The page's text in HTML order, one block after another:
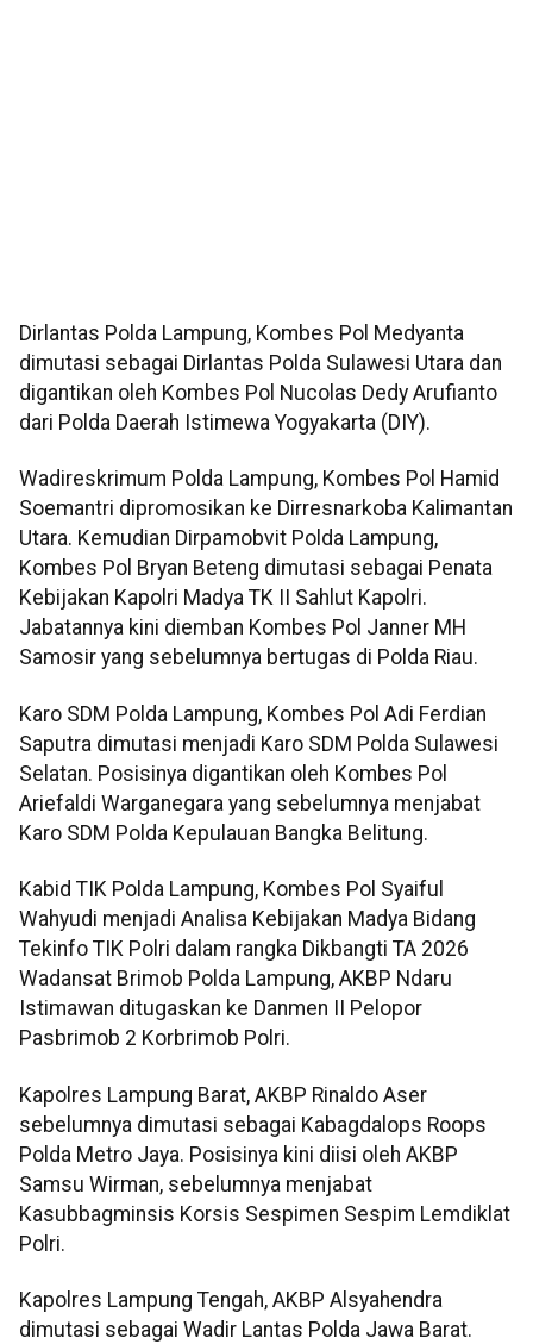
Dirlantas Polda Lampung, Kombes Pol Medyanta
dimutasi sebagai Dirlantas Polda Sulawesi Utara dan
digantikan oleh Kombes Pol Nucolas Dedy Arufianto
dari Polda Daerah Istimewa Yogyakarta (DIY).
Wadireskrimum Polda Lampung, Kombes Pol Hamid
Soemantri dipromosikan ke Dirresnarkoba Kalimantan
Utara. Kemudian Dirpamobvit Polda Lampung,
Kombes Pol Bryan Beteng dimutasi sebagai Penata
Kebijakan Kapolri Madya TK II Sahlut Kapolri.
Jabatannya kini diemban Kombes Pol Janner MH
Samosir yang sebelumnya bertugas di Polda Riau.
Karo SDM Polda Lampung, Kombes Pol Adi Ferdian
Saputra dimutasi menjadi Karo SDM Polda Sulawesi
Selatan. Posisinya digantikan oleh Kombes Pol
Ariefaldi Warganegara yang sebelumnya menjabat
Karo SDM Polda Kepulauan Bangka Belitung.
Kabid TIK Polda Lampung, Kombes Pol Syaiful
Wahyudi menjadi Analisa Kebijakan Madya Bidang
Tekinfo TIK Polri dalam rangka Dikbangti TA 2026
Wadansat Brimob Polda Lampung, AKBP Ndaru
Istimawan ditugaskan ke Danmen II Pelopor
Pasbrimob 2 Korbrimob Polri.
Kapolres Lampung Barat, AKBP Rinaldo Aser
sebelumnya dimutasi sebagai Kabagdalops Roops
Polda Metro Jaya. Posisinya kini diisi oleh AKBP
Samsu Wirman, sebelumnya menjabat
Kasubbagminsis Korsis Sespimen Sespim Lemdiklat
Polri.
Kapolres Lampung Tengah, AKBP Alsyahendra
dimutasi sebagai Wadir Lantas Polda Jawa Barat.